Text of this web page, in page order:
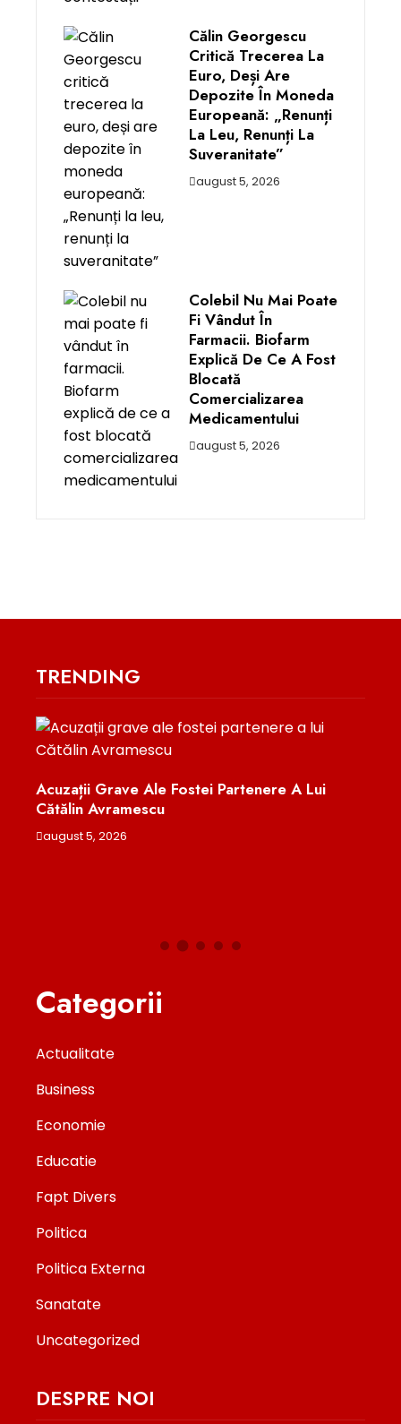
Călin Georgescu
Critică Trecerea La
Euro, Deși Are
Depozite În Moneda
Europeană: „Renunți
La Leu, Renunți La
Suveranitate”
august 5, 2026
Colebil Nu Mai Poate
Fi Vândut În
Farmacii. Biofarm
Explică De Ce A Fost
Blocată
Comercializarea
Medicamentului
august 5, 2026
TRENDING
Acuzații Grave Ale Fostei Partenere A Lui
Cătălin Avramescu
august 5, 2026
Categorii
Actualitate
Business
Economie
Educatie
Fapt Divers
Politica
Politica Externa
Sanatate
Uncategorized
DESPRE NOI